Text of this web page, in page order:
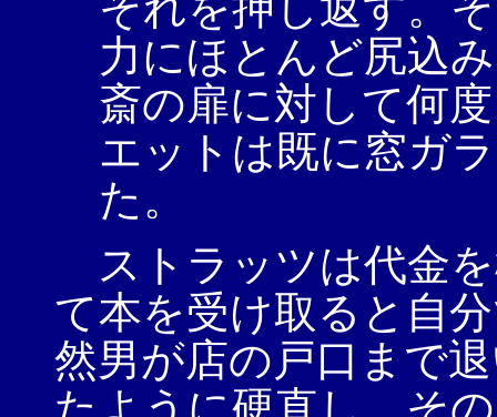
力にほとんど尻込
斎の扉に対して何
エットは既に窓ガ
た。
ストラッツは代金
て本を受け取ると自
然男が店の戸口まで
たように硬直し、そ